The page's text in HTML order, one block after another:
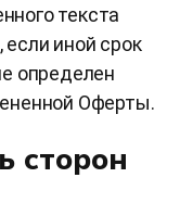
текста
иной срок
определен
Оферты.
сторон